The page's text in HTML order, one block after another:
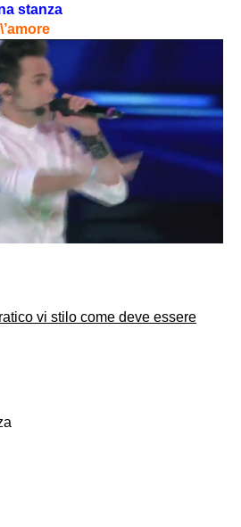
stanza
vi stilo come deve essere